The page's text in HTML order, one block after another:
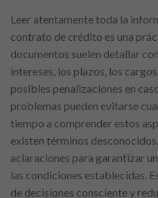
Leer atentamente toda la
contrato de crédito es una
documentos suelen detallar
intereses, los plazos, los
posibles penalizaciones en
problemas pueden evitarse
tiempo a comprender estos
existen términos
aclaraciones para garantizar
las condiciones establecidas.
de decisiones consciente y